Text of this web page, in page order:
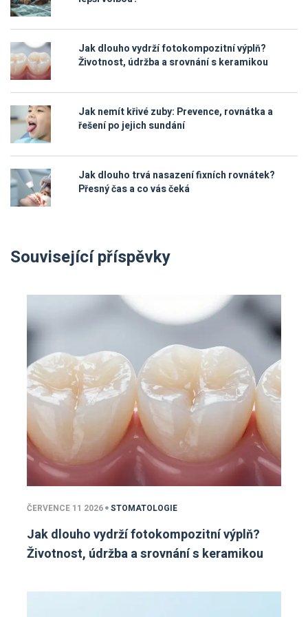
Jak dlouho vydrží fotokompozitní výplň?
Životnost, údržba a srovnání s keramikou
Jak nemít křivé zuby: Prevence, rovnátka a
řešení po jejich sundání
Jak dlouho trvá nasazení fixních rovnátek?
Přesný čas a co vás čeká
Související příspěvky
ČERVENCE 11 2026 STOMATOLOGIE
Jak dlouho vydrží fotokompozitní výplň?
Životnost, údržba a srovnání s keramikou